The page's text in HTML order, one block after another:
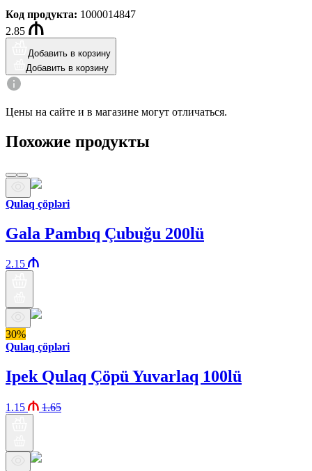
Код продукта: 1000014847
2.85
Добавить в корзину
Добавить в корзину
Цены на сайте и в магазине могут отличаться.
Похожие продукты
Qulaq çöpləri
Gala Pambıq Çubuğu 200lü
2.15
30%
Qulaq çöpləri
Ipek Qulaq Çöpü Yuvarlaq 100lü
1.15 1.65